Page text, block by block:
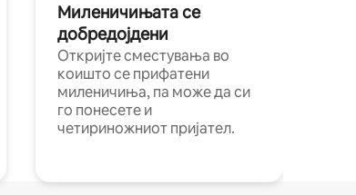
Миленичињата се
добредојдени
Откријте сместувања во
коишто се прифатени
миленичиња, па може да си
го понесете и
четириножниот пријател.